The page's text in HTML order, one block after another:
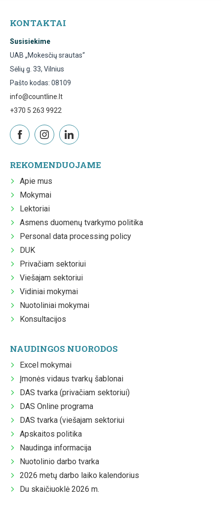
KONTAKTAI
Susisiekime
UAB „Mokesčių srautas“
Sėlių g. 33, Vilnius
Pašto kodas: 08109
info@countline.lt
+370 5 263 9922
REKOMENDUOJAME
Apie mus
Mokymai
Lektoriai
Asmens duomenų tvarkymo politika
Personal data processing policy
DUK
Privačiam sektoriui
Viešajam sektoriui
Vidiniai mokymai
Nuotoliniai mokymai
Konsultacijos
NAUDINGOS NUORODOS
Excel mokymai
Įmonės vidaus tvarkų šablonai
DAS tvarka (privačiam sektoriui)
DAS Online programa
DAS tvarka (viešajam sektoriui
Apskaitos politika
Naudinga informacija
Nuotolinio darbo tvarka
2026 metų darbo laiko kalendorius
Du skaičiuoklė 2026 m.